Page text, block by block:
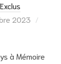
Exclus
2023
à Mémoire